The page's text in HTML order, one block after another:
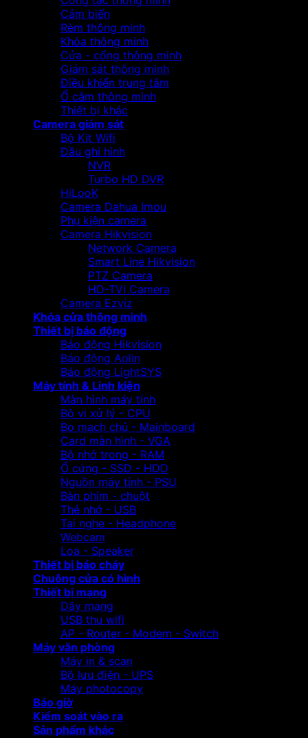
Cảm biến
Rèm thông minh
Khóa thông minh
Cửa - cổng thông minh
Giám sát thông minh
Điều khiển trung tâm
Ổ cắm thông minh
Thiết bị khác
Camera giám sát
Bộ Kit Wifi
Đầu ghi hình
NVR
Turbo HD DVR
HiLooK
Camera Dahua Imou
Phụ kiện camera
Camera Hikvision
Network Camera
Smart Line Hikvision
PTZ Camera
HD-TVI Camera
Camera Ezviz
Khóa cửa thông minh
Thiết bị báo động
Báo động Hikvision
Báo động Aolin
Báo động LightSYS
Máy tính & Linh kiện
Màn hình máy tính
Bộ vi xử lý - CPU
Bo mạch chủ - Mainboard
Card màn hình - VGA
Bộ nhớ trong - RAM
Ổ cứng - SSD - HDD
Nguồn máy tính - PSU
Bàn phím - chuột
Thẻ nhớ - USB
Tai nghe - Headphone
Webcam
Loa - Speaker
Thiết bị báo cháy
Chuông cửa có hình
Thiết bị mạng
Dây mạng
USB thu wifi
AP - Router - Modem - Switch
Máy văn phòng
Máy in & scan
Bộ lưu điện - UPS
Máy photocopy
Báo giờ
Kiểm soát vào ra
Sản phẩm khác